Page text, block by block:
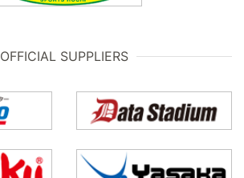
OFFICIAL SUPPLIERS